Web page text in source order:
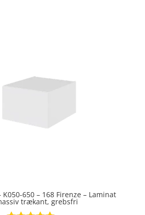
K050-650 – 168 Firenze – Laminat
trækant, grebsfri